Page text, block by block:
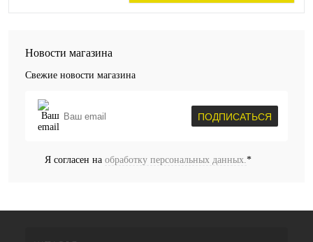
Новости магазина
Свежие новости магазина
ПОДПИСАТЬСЯ
Я согласен на обработку персональных данных. *